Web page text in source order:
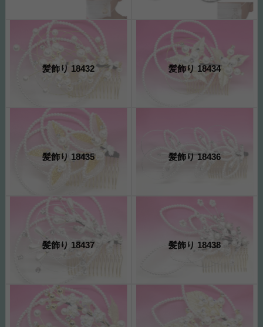
髪飾り 18432 髪飾り 18434
髪飾り 18435 髪飾り 18436
髪飾り 18437 髪飾り 18438